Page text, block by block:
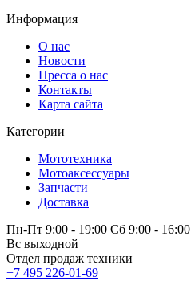
Информация
О нас
Новости
Пресса о нас
Контакты
Карта сайта
Категории
Мототехника
Мотоаксессуары
Запчасти
Доставка
Пн-Пт 9:00 - 19:00 Сб 9:00 - 16:00
Вс выходной
Отдел продаж техники
+7 495 226-01-69